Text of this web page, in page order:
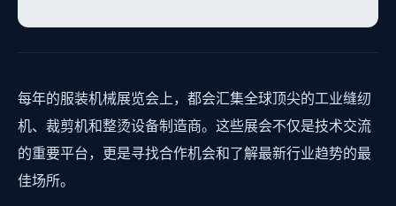
每年的服装机械展览会上，都会汇集全球顶尖的工业缝纫
机、裁剪机和整烫设备制造商。这些展会不仅是技术交流
的重要平台，更是寻找合作机会和了解最新行业趋势的最
佳场所。